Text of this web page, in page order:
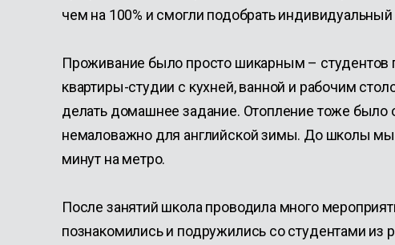
чем на 100% и смогли подобрать
Проживание было просто шикарным – студентов
квартиры-студии с кухней, ванной и рабочим
делать домашнее задание. Отопление тоже было
немаловажно для английской зимы. До школы мы
минут на метро.
После занятий школа проводила много
познакомились и подружились со студентами из